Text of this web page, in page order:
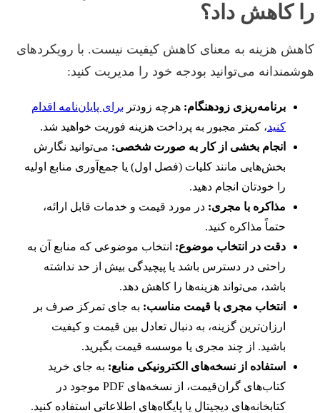
را کاهش داد؟
کاهش هزینه به معنای کاهش کیفیت نیست. با رویکردهای
هوشمندانه می‌توانید بودجه خود را مدیریت کنید:
برنامه‌ریزی زودهنگام: هرچه زودتر برای پایان‌نامه اقدام
کنید، کمتر مجبور به پرداخت هزینه فوریت خواهید شد.
انجام بخشی از کار به صورت شخصی: می‌توانید نگارش
بخش‌هایی مانند کلیات (فصل اول) یا جمع‌آوری منابع اولیه
را خودتان انجام دهید.
مذاکره با مجری: در مورد قیمت و خدمات قابل ارائه،
حتماً مذاکره کنید.
دقت در انتخاب موضوع: انتخاب موضوعی که منابع آن به
راحتی در دسترس باشد یا پیچیدگی بیش از حد نداشته
باشد، می‌تواند هزینه‌ها را کاهش دهد.
انتخاب مجری با قیمت مناسب: به جای تمرکز صرف بر
ارزان‌ترین گزینه، به دنبال تعادل بین قیمت و کیفیت
باشید. از چند مجری یا موسسه قیمت بگیرید.
استفاده از نسخه‌های الکترونیکی منابع: به جای خرید
کتاب‌های گران‌قیمت، از نسخه‌های PDF موجود در
کتابخانه‌های دیجیتال یا پایگاه‌های اطلاعاتی استفاده کنید.